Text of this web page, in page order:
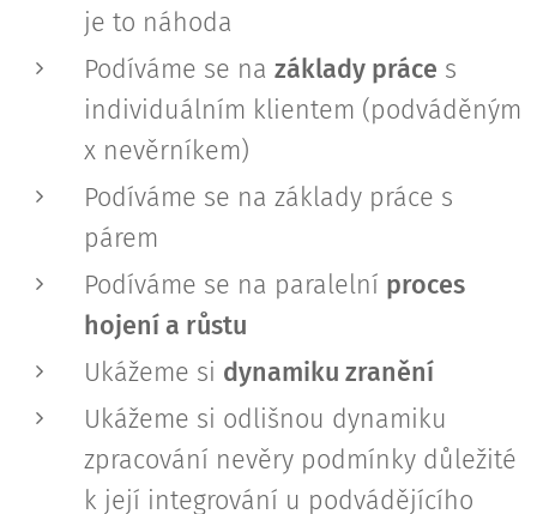
je to náhoda
Podíváme se na základy práce s
individuálním klientem (podváděným
x nevěrníkem)
Podíváme se na základy práce s
párem
Podíváme se na paralelní proces
hojení a růstu
Ukážeme si dynamiku zranění
Ukážeme si odlišnou dynamiku
zpracování nevěry podmínky důležité
k její integrování u podvádějícího